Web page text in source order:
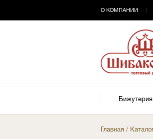
О КОМПАНИИ
Бижутерия
Главная /